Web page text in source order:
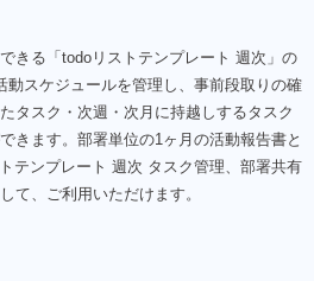
きる「todoリストテンプレート 週次」の
スケジュールを管理し、事前段取りの確
タスク・次週・次月に持越しするタスク
きます。部署単位の1ヶ月の活動報告書と
テンプレート 週次 タスク管理、部署共有
て、ご利用いただけます。